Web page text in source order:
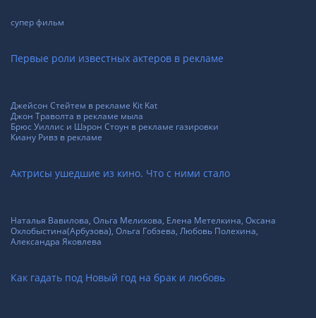
супер фильм
Первые роли известных актеров в рекламе
Джейсон Стейтем в рекламе Кit Kat
Джон Траволта в рекламе мыла
Брюс Уиллис и Шэрон Стоун в рекламе газировки
Киану Ривз в рекламе
Актрисы ушедшие из кино. Что с ними стало
Наталья Вавилова, Ольга Мелихова, Елена Метелкина, Оксана
Охлобыстина(Арбузова), Ольга Гобзева, Любовь Полехина,
Александра Яковлева
Как гадать под Новый год на брак и любовь